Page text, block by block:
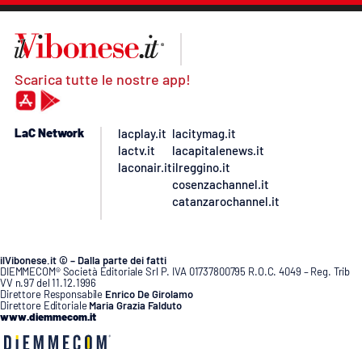
Scarica tutte le nostre app!
LaC Network
lacplay.it
lactv.it
laconair.it
lacitymag.it
lacapitalenews.it
ilreggino.it
cosenzachannel.it
catanzarochannel.it
ilVibonese.it © – Dalla parte dei fatti
DIEMMECOM® Società Editoriale Srl P. IVA 01737800795 R.O.C. 4049 – Reg. Trib
VV n.97 del 11.12.1996
Direttore Responsabile Enrico De Girolamo
Direttore Editoriale Maria Grazia Falduto
www.diemmecom.it